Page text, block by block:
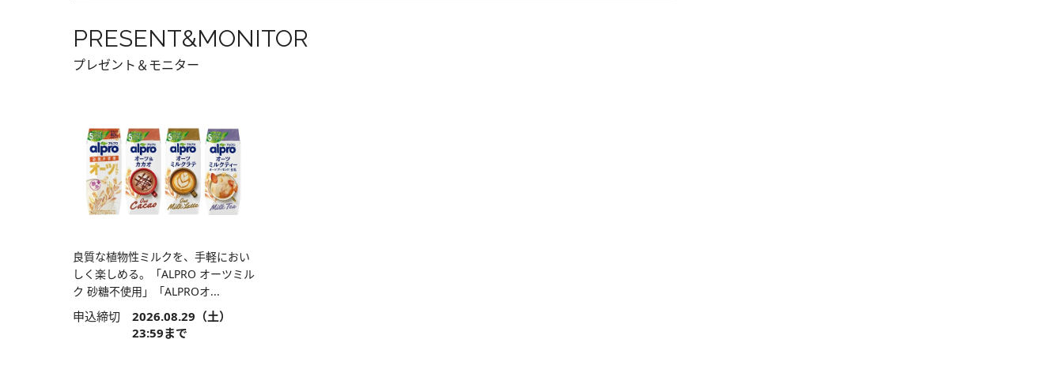
PRESENT&MONITOR
プレゼント＆モニター
良質な植物性ミルクを、手軽におい
しく楽しめる。「ALPRO オーツミル
ク 砂糖不使用」「ALPROオ...
申込締切 2026.08.29（土）
23:59まで